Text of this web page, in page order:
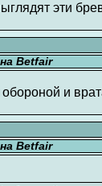
эти
Betfair
и
Betfair